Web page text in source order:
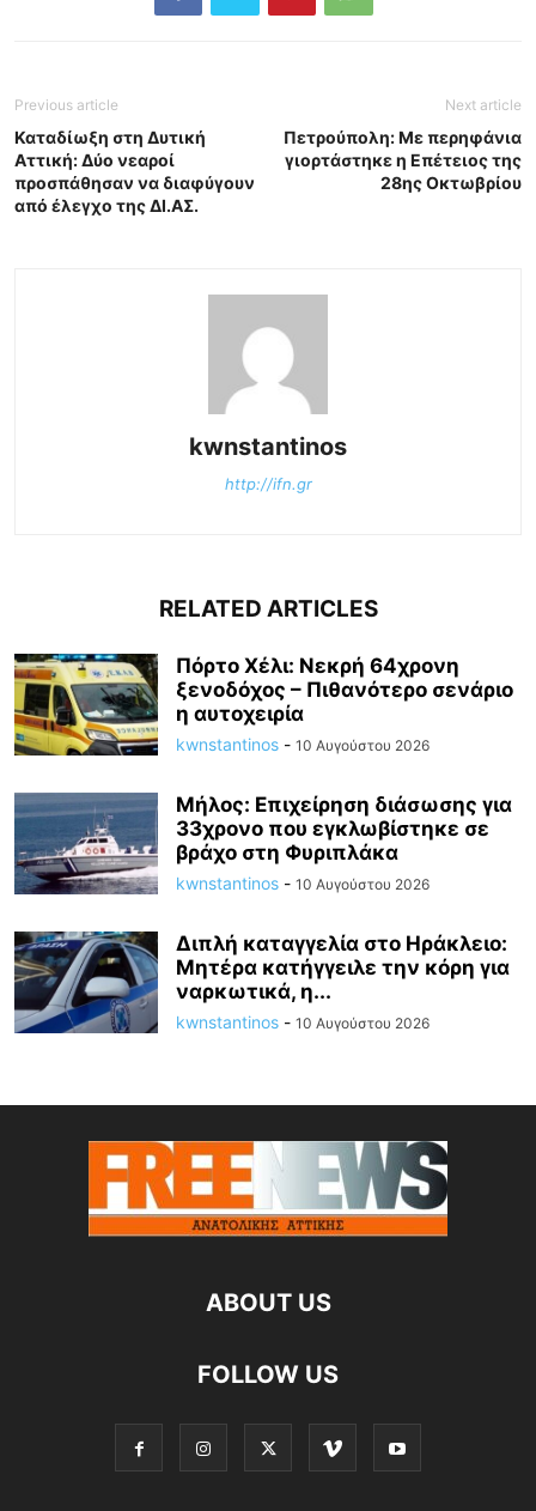
Previous article
Καταδίωξη στη Δυτική
Αττική: Δύο νεαροί
προσπάθησαν να διαφύγουν
από έλεγχο της ΔΙ.ΑΣ.
Next article
Πετρούπολη: Με περηφάνια
γιορτάστηκε η Επέτειος της
28ης Οκτωβρίου
kwnstantinos
http://ifn.gr
RELATED ARTICLES
Πόρτο Χέλι: Νεκρή 64χρονη
ξενοδόχος – Πιθανότερο σενάριο
η αυτοχειρία
kwnstantinos - 10 Αυγούστου 2026
Μήλος: Επιχείρηση διάσωσης για
33χρονο που εγκλωβίστηκε σε
βράχο στη Φυριπλάκα
kwnstantinos - 10 Αυγούστου 2026
Διπλή καταγγελία στο Ηράκλειο:
Μητέρα κατήγγειλε την κόρη για
ναρκωτικά, η...
kwnstantinos - 10 Αυγούστου 2026
ABOUT US
FOLLOW US